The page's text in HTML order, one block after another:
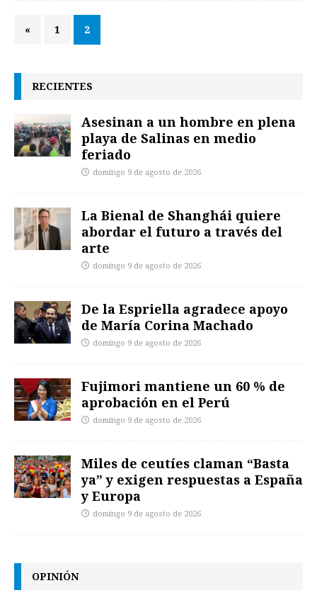
« 1 2
RECIENTES
Asesinan a un hombre en plena
playa de Salinas en medio
feriado
domingo 9 de agosto de 2026
La Bienal de Shanghái quiere
abordar el futuro a través del
arte
domingo 9 de agosto de 2026
De la Espriella agradece apoyo
de María Corina Machado
domingo 9 de agosto de 2026
Fujimori mantiene un 60 % de
aprobación en el Perú
domingo 9 de agosto de 2026
Miles de ceutíes claman “Basta
ya” y exigen respuestas a España
y Europa
domingo 9 de agosto de 2026
OPINIÓN